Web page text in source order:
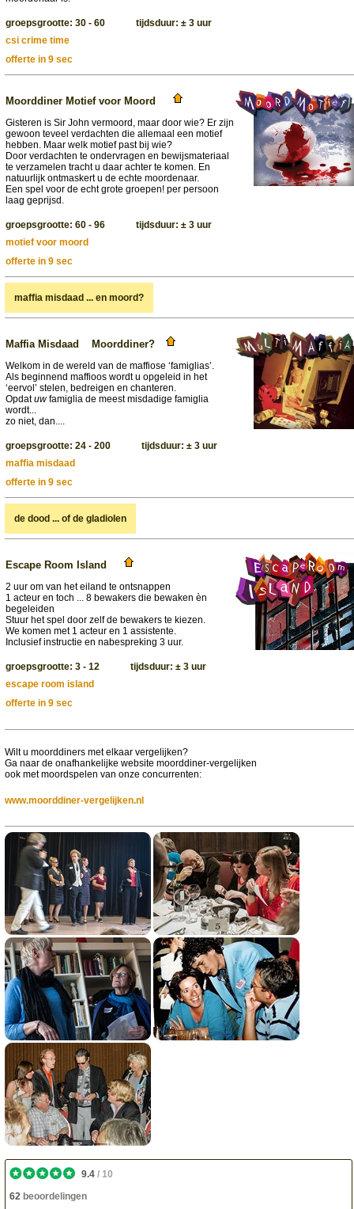
groepsgrootte: 30 - 60 tijdsduur: ± 3 uur
csi crime time
offerte in 9 sec
Moorddiner Motief voor Moord
Gisteren is Sir John vermoord, maar door wie? Er zijn
gewoon teveel verdachten die allemaal een motief
hebben. Maar welk motief past bij wie?
Door verdachten te ondervragen en bewijsmateriaal
te verzamelen tracht u daar achter te komen. En
natuurlijk ontmaskert u de echte moordenaar.
Een spel voor de echt grote groepen! per persoon
laag geprijsd.
groepsgrootte: 60 - 96 tijdsduur: ± 3 uur
motief voor moord
offerte in 9 sec
maffia misdaad ... en moord?
Maffia Misdaad Moorddiner?
Welkom in de wereld van de maffiose ‘famiglias’.
Als beginnend maffioos wordt u opgeleid in het
‘eervol’ stelen, bedreigen en chanteren.
Opdatuwfamiglia de meest misdadige famiglia
wordt...
zo niet, dan....
groepsgrootte: 24 - 200 tijdsduur: ± 3 uur
maffia misdaad
offerte in 9 sec
de dood ... of de gladiolen
Escape Room Island
2 uur om van het eiland te ontsnappen
1 acteur en toch ... 8 bewakers die bewaken èn
begeleiden
Stuur het spel door zelf de bewakers te kiezen.
We komen met 1 acteur en 1 assistente.
Inclusief instructie en nabespreking 3 uur.
groepsgrootte: 3 - 12 tijdsduur: ± 3 uur
escape room island
offerte in 9 sec
Wilt u moorddiners met elkaar vergelijken?
Ga naar de onafhankelijke website moorddiner-vergelijken
ook met moordspelen van onze concurrenten:
www.moorddiner-vergelijken.nl
9.4 / 10
62 beoordelingen